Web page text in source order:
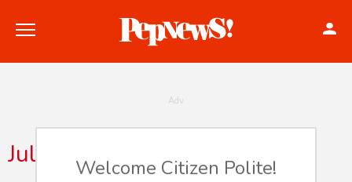
Juliantoekaputra
Welcome Citizen Polite!